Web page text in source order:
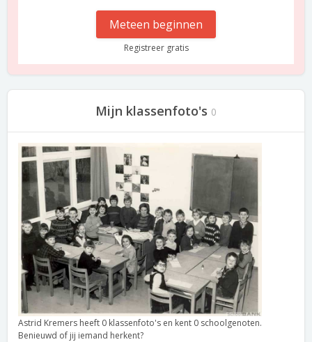
Meteen beginnen
Registreer gratis
Mijn klassenfoto's 0
Astrid Kremers heeft 0 klassenfoto's en kent 0 schoolgenoten.
Benieuwd of jij iemand herkent?